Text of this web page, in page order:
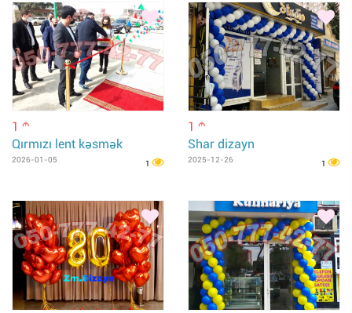
1 m
Qırmızı lent kəsmək
2026-01-05 1
1 m
Shar dizayn
2025-12-26 1